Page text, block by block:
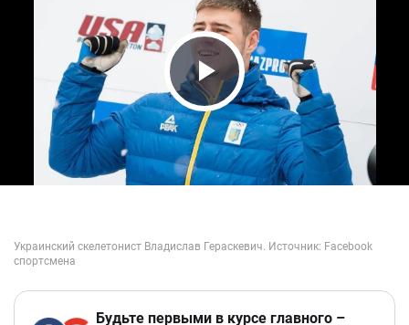
Play Video
Будьте первыми в курсе главного –